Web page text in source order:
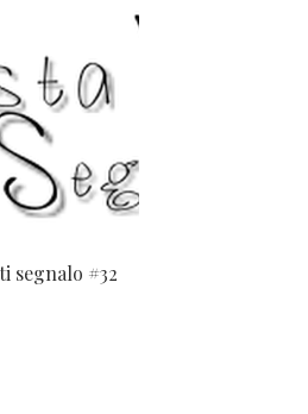
segnalo #32